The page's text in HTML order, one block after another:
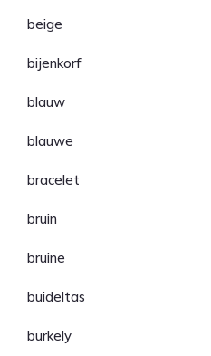
beige
bijenkorf
blauw
blauwe
bracelet
bruin
bruine
buideltas
burkely